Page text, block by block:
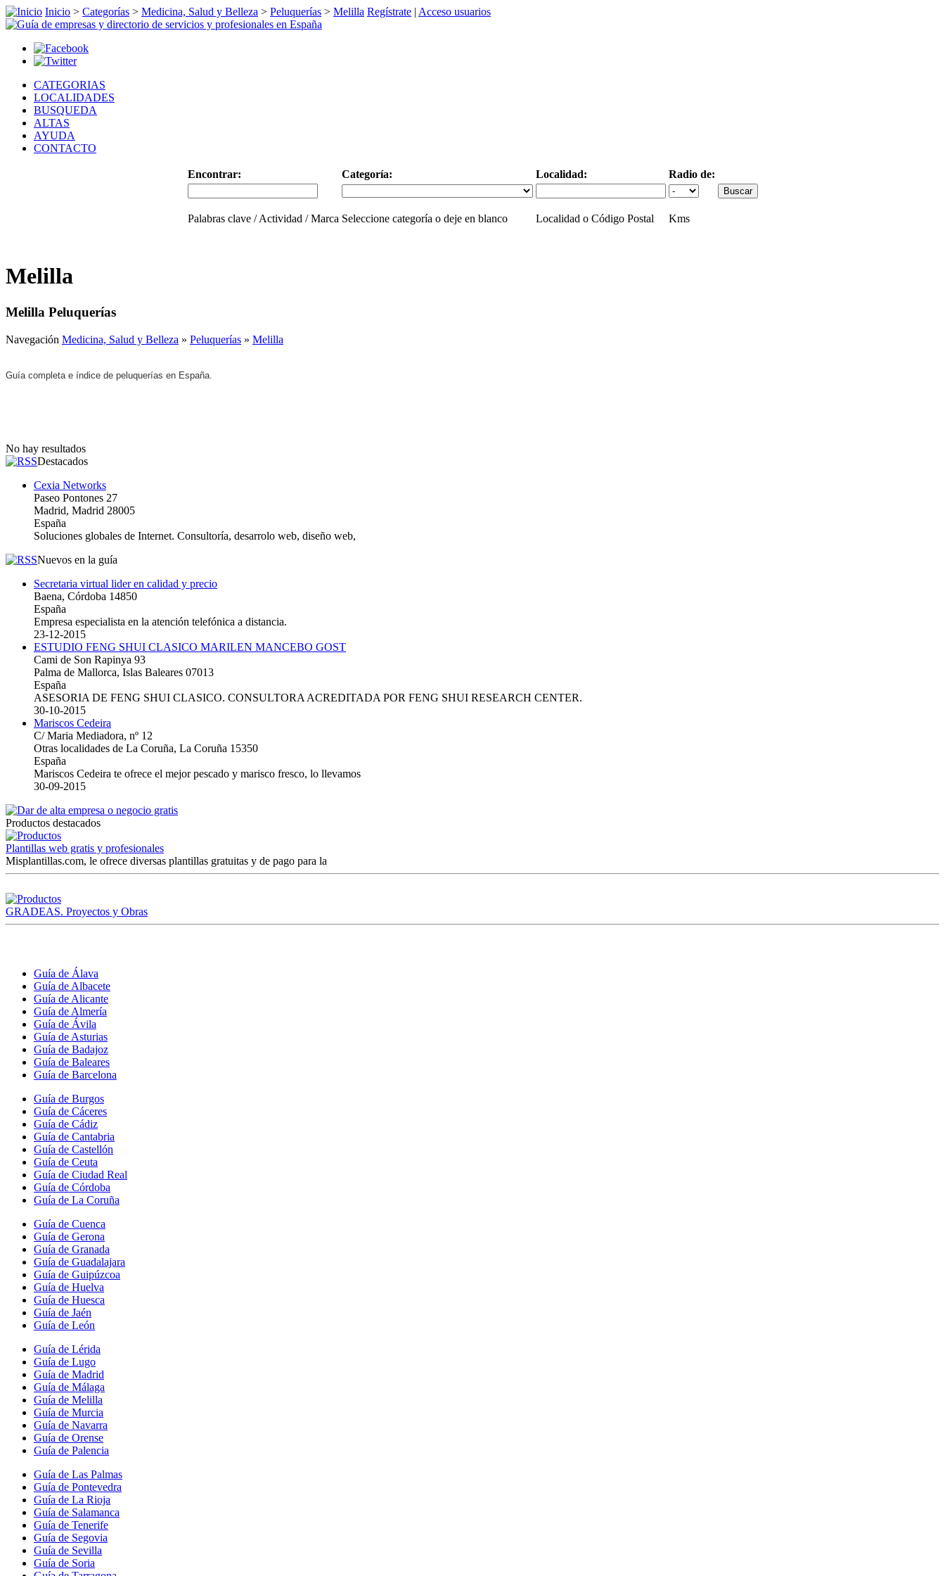
Inicio > Categorías > Medicina, Salud y Belleza > Peluquerías > Melilla Regístrate | Acceso usuarios
CATEGORIAS
LOCALIDADES
BUSQUEDA
ALTAS
AYUDA
CONTACTO
Encontrar: Categoría: Localidad: Radio de:
Palabras clave / Actividad / Marca Seleccione categoría o deje en blanco Localidad o Código Postal Kms
Melilla
Melilla Peluquerías
Navegación Medicina, Salud y Belleza » Peluquerías » Melilla
Guía completa e índice de peluquerías en España.
No hay resultados
Destacados
Cexia Networks
Paseo Pontones 27
Madrid, Madrid 28005
España
Soluciones globales de Internet. Consultoría, desarrolo web, diseño web,
Nuevos en la guía
Secretaria virtual lider en calidad y precio
Baena, Córdoba 14850
España
Empresa especialista en la atención telefónica a distancia.
23-12-2015
ESTUDIO FENG SHUI CLASICO MARILEN MANCEBO GOST
Cami de Son Rapinya 93
Palma de Mallorca, Islas Baleares 07013
España
ASESORIA DE FENG SHUI CLASICO. CONSULTORA ACREDITADA POR FENG SHUI RESEARCH CENTER.
30-10-2015
Mariscos Cedeira
C/ Maria Mediadora, nº 12
Otras localidades de La Coruña, La Coruña 15350
España
Mariscos Cedeira te ofrece el mejor pescado y marisco fresco, lo llevamos
30-09-2015
Productos destacados
Plantillas web gratis y profesionales
Misplantillas.com, le ofrece diversas plantillas gratuitas y de pago para la
GRADEAS. Proyectos y Obras
Guía de Álava
Guía de Albacete
Guía de Alicante
Guía de Almería
Guía de Ávila
Guía de Asturias
Guía de Badajoz
Guía de Baleares
Guía de Barcelona
Guía de Burgos
Guía de Cáceres
Guía de Cádiz
Guía de Cantabria
Guía de Castellón
Guía de Ceuta
Guía de Ciudad Real
Guía de Córdoba
Guía de La Coruña
Guía de Cuenca
Guía de Gerona
Guía de Granada
Guía de Guadalajara
Guía de Guipúzcoa
Guía de Huelva
Guía de Huesca
Guía de Jaén
Guía de León
Guía de Lérida
Guía de Lugo
Guía de Madrid
Guía de Málaga
Guía de Melilla
Guía de Murcia
Guía de Navarra
Guía de Orense
Guía de Palencia
Guía de Las Palmas
Guía de Pontevedra
Guía de La Rioja
Guía de Salamanca
Guía de Tenerife
Guía de Segovia
Guía de Sevilla
Guía de Soria